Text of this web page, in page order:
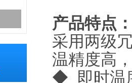
产品特点
采用两级
温精度高
◆ 即时温